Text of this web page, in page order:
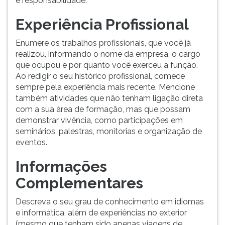
Experiência Profissional
Enumere os trabalhos profissionais, que você já
realizou, informando o nome da empresa, o cargo
que ocupou e por quanto você exerceu a função.
Ao redigir o seu histórico profissional, comece
sempre pela experiência mais recente. Mencione
também atividades que não tenham ligação direta
com a sua área de formação, mas que possam
demonstrar vivência, como participações em
seminários, palestras, monitorias e organização de
eventos.
Informações
Complementares
Descreva o seu grau de conhecimento em idiomas
e informática, além de experiências no exterior